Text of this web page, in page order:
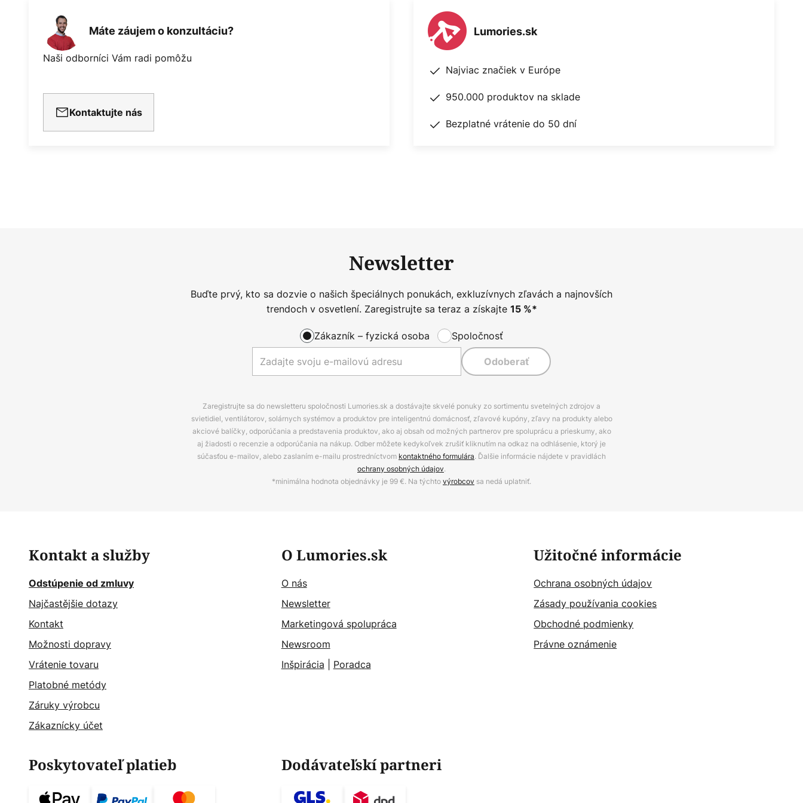
spínača) - kompatibilita s existujúcim systémom Philips Hue -
možnosť ovládania pomocou zodpovedajúcej aplikácie Hue a
aplikácie Hue Bluetooth - kompatibilita so systémami založenými
na technológii ZigBee, ako sú Innogy, Bosch, Magenta (Telekom) a
Integrácia ZigBee prostredníctvom mostíka a smerovača, ako je
napríklad mostík Philips Hue Bridge (pozri príslušenstvo);
umožňuje miestne alebo diaľkové ovládanie prostredníctvom
Máte záujem o konzultáciu?
Naši odborníci Vám radi pomôžu
Kontaktujte nás
Lumories.sk
Najviac značiek v Európe
950.000 produktov na sklade
Bezplatné vrátenie do 50 dní
Newsletter
Buďte prvý, kto sa dozvie o našich špeciálnych ponukách, exkluzívnych zľavách a najnovších
trendoch v osvetlení. Zaregistrujte sa teraz a získajte 15%*
Zákazník – fyzická osoba Spoločnosť
Odoberať
Zaregistrujte sa do newsletteru spoločnosti Lumories.sk a dostávajte skvelé ponuky zo sortimentu svetelných zdrojov a
svietidiel, ventilátorov, solárnych systémov a produktov pre inteligentnú domácnosť, zľavové kupóny, zľavy na produkty alebo
akciové balíčky, odporúčania a predstavenia produktov, ako aj obsah od možných partnerov pre spoluprácu a prieskumy, ako
aj žiadosti o recenzie a odporúčania na nákup. Odber môžete kedykoľvek zrušiť kliknutím na odkaz na odhlásenie, ktorý je
súčasťou e-mailov, alebo zaslaním e-mailu prostredníctvom kontaktného formulára. Ďalšie informácie nájdete v pravidlách
ochrany osobných údajov.
*minimálna hodnota objednávky je 99 €. Na týchtovýrobcov sa nedá uplatniť.
Kontakt a služby
Odstúpenie od zmluvy
Najčastějšie dotazy
Kontakt
Možnosti dopravy
Vrátenie tovaru
Platobné metódy
Záruky výrobcu
Zákaznícky účet
O Lumories.sk
O nás
Newsletter
Marketingová spolupráca
Newsroom
Inšpirácia
Poradca
Užitočné informácie
Ochrana osobných údajov
Zásady používania cookies
Obchodné podmienky
Právne oznámenie
Poskytovateľ platieb Dodávateľskí partneri